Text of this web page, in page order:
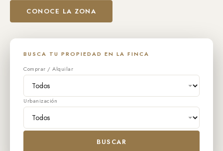
CONOCE LA ZONA
BUSCA TU PROPIEDAD EN LA FINCA
Comprar / Alquilar
Urbanización
BUSCAR